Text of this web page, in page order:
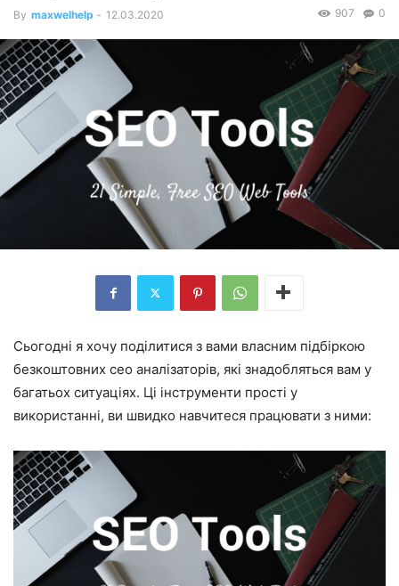
By maxwelhelp - 12.03.2020 0
907
Сьогодні я хочу поділитися з вами власним підбіркою
безкоштовних сео аналізаторів, які знадобляться вам у
багатьох ситуаціях. Ці інструменти прості у
використанні, ви швидко навчитеся працювати з ними: